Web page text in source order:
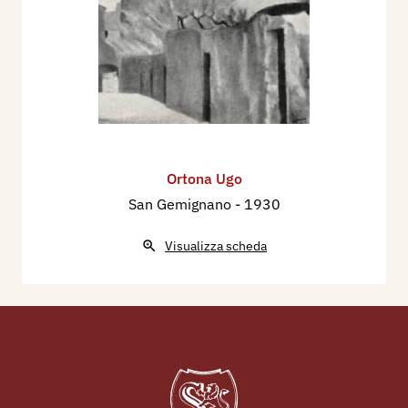
Francesco Nonni a Faenza, vengono pubblicate le
sue xilografie originali: Luce ed ombre. Aratura,
xilografia, Falciatore d’erba, xilografia, Luci ed
ombre, xilografia,
Nel 1925 partecipa all'Esposizione Nazionale
Milano, Palazzo della Permanente.
Nel 1929, Cesare Ratta, pubblica nel suo
legno in Italia”, le xilografie originali: Contadina,
dipinto San Geminiano.
Nel 1930, illustra la Copertina del catalogo della
Ortona Ugo
San Gemignano - 1930
Visualizza scheda